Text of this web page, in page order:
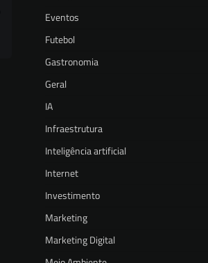
Eventos
Futebol
Gastronomia
Geral
IA
Infraestrutura
Inteligência artificial
Internet
Investimento
Marketing
Marketing Digital